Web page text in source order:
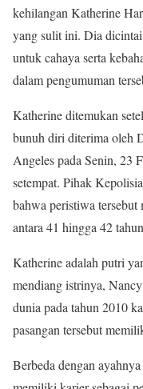
kehilangan Katherine
yang sulit ini. Dia
untuk cahaya serta
dalam pengumuman
Katherine ditemukan
bunuh diri diterima oleh
Angeles pada Senin, 23
setempat. Pihak
bahwa peristiwa tersebut
antara 41 hingga 42
Katherine adalah putri
mendiang istrinya,
dunia pada tahun 2010
pasangan tersebut
Berbeda dengan